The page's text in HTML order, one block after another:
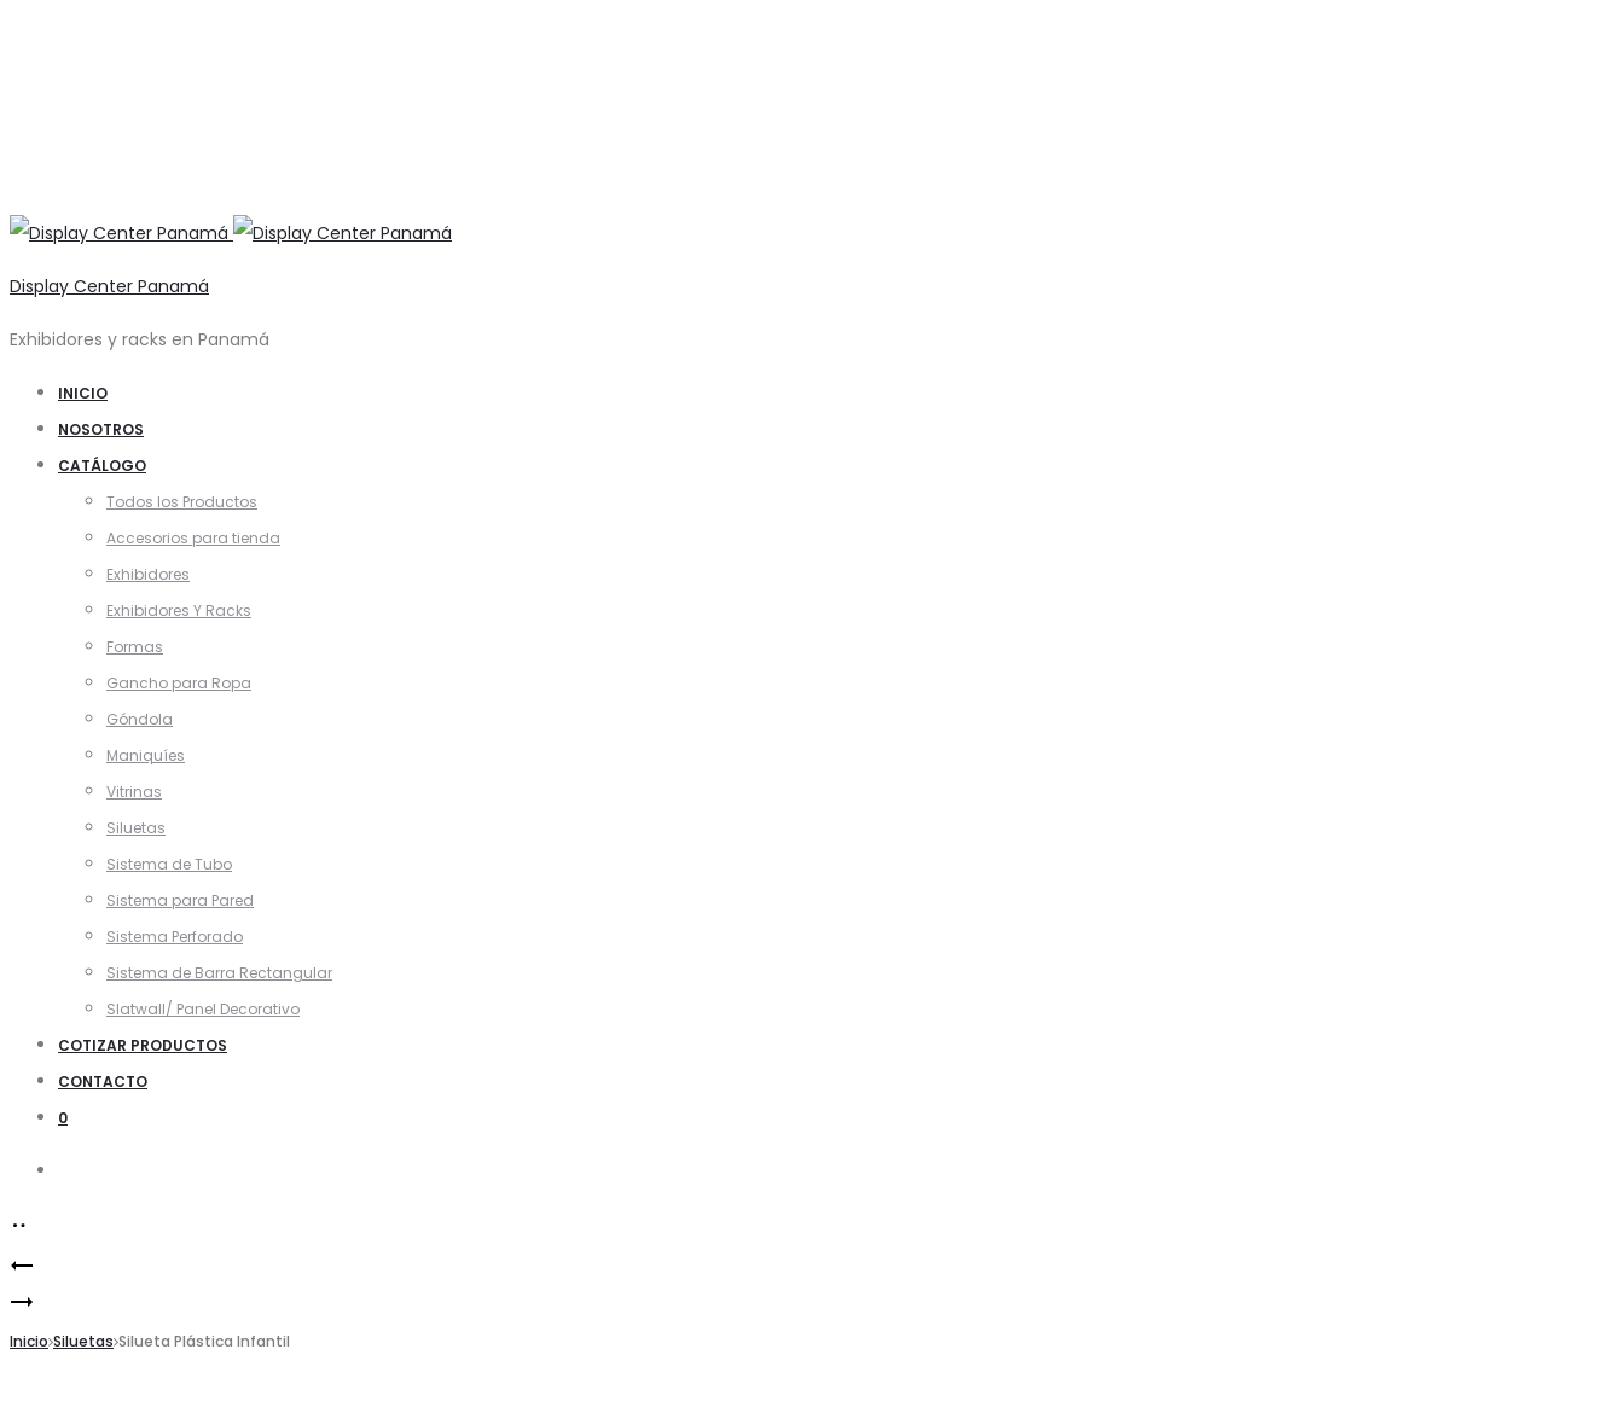
Display Center Panamá
Exhibidores y racks en Panamá
INICIO
NOSOTROS
CATÁLOGO
Todos los Productos
Accesorios para tienda
Exhibidores
Exhibidores Y Racks
Formas
Gancho para Ropa
Góndola
Maniquíes
Vitrinas
Siluetas
Sistema de Tubo
Sistema para Pared
Sistema Perforado
Sistema de Barra Rectangular
Slatwall/ Panel Decorativo
COTIZAR PRODUCTOS
CONTACTO
0
Product
navigation
Madera/Niños
Silueta
de
Inicio Siluetas Silueta Plástica Infantil